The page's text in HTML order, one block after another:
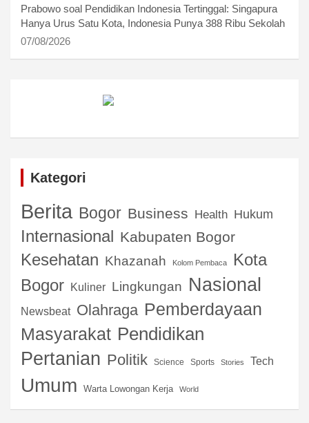
Prabowo soal Pendidikan Indonesia Tertinggal: Singapura
Hanya Urus Satu Kota, Indonesia Punya 388 Ribu Sekolah
07/08/2026
Kategori
Berita Bogor Business Health Hukum
Internasional Kabupaten Bogor
Kesehatan Khazanah Kolom Pembaca
Kota
Bogor
Kuliner Lingkungan Nasional
Newsbeat Olahraga Pemberdayaan
Masyarakat Pendidikan
Pertanian Politik Science Sports Stories Tech
Umum Warta Lowongan Kerja World